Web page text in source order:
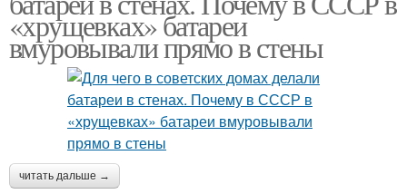
«хрущевках» батареи
вмуровывали прямо в стены
читать дальше →